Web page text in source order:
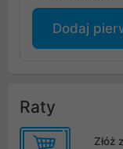
Dodaj
Raty
Złóż